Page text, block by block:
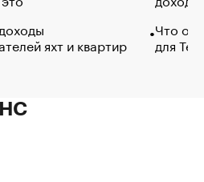
яхт и квартир
Что
для